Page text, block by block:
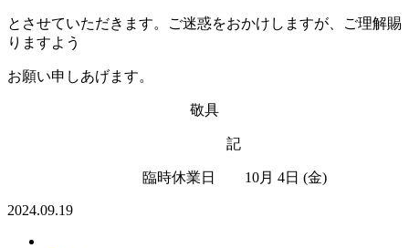
とさせていただきます。ご迷惑をおかけしますが、ご理解賜
りますよう
お願い申しあげます。
敬具
記
臨時休業日 10月 4日 (金)
2024.09.19